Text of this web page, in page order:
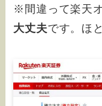
※間違って楽天
大丈夫です。ほ